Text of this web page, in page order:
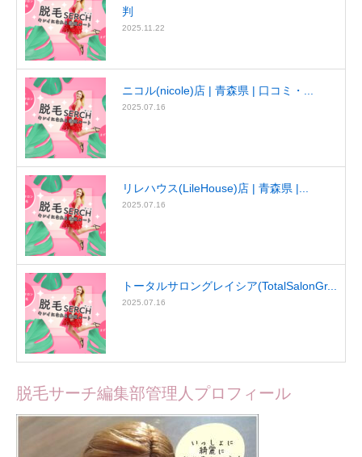
判
2025.11.22
ニコル(nicole)店 | 青森県 | 口コミ・...
2025.07.16
リレハウス(LileHouse)店 | 青森県 |...
2025.07.16
トータルサロングレイシア(TotalSalonGr...
2025.07.16
脱毛サーチ編集部管理人プロフィール